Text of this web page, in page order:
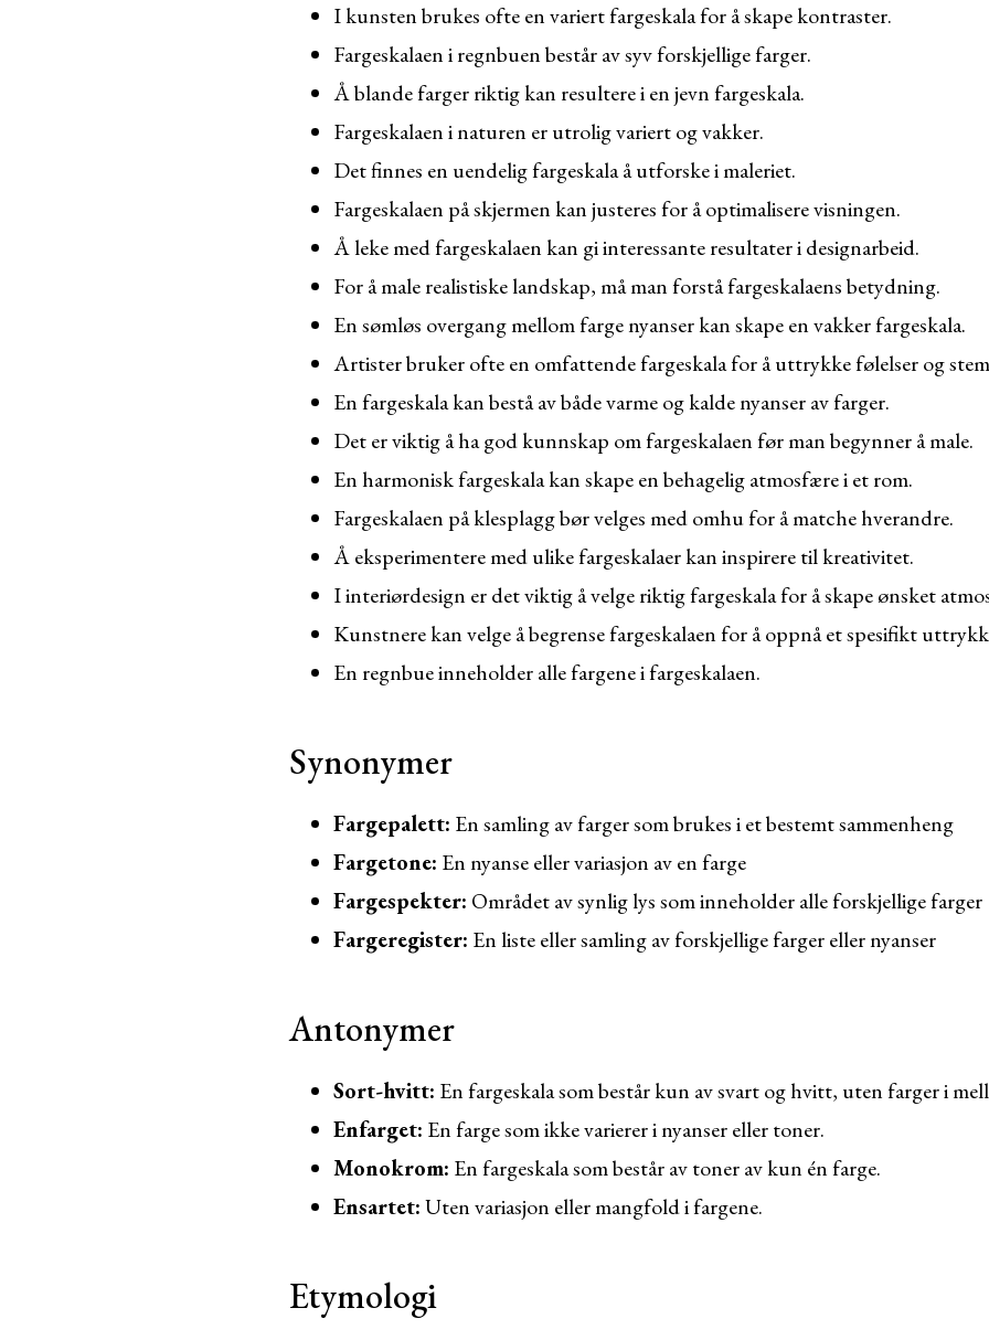
I kunsten brukes ofte en variert fargeskala for å skape kontraster.
Fargeskalaen i regnbuen består av syv forskjellige farger.
Å blande farger riktig kan resultere i en jevn fargeskala.
Fargeskalaen i naturen er utrolig variert og vakker.
Det finnes en uendelig fargeskala å utforske i maleriet.
Fargeskalaen på skjermen kan justeres for å optimalisere visningen.
Å leke med fargeskalaen kan gi interessante resultater i designarbeid.
For å male realistiske landskap, må man forstå fargeskalaens betydning.
En sømløs overgang mellom farge nyanser kan skape en vakker fargeskala.
Artister bruker ofte en omfattende fargeskala for å uttrykke følelser og
En fargeskala kan bestå av både varme og kalde nyanser av farger.
Det er viktig å ha god kunnskap om fargeskalaen før man begynner å male.
En harmonisk fargeskala kan skape en behagelig atmosfære i et rom.
Fargeskalaen på klesplagg bør velges med omhu for å matche hverandre.
Å eksperimentere med ulike fargeskalaer kan inspirere til kreativitet.
I interiørdesign er det viktig å velge riktig fargeskala for å skape ønsket
Kunstnere kan velge å begrense fargeskalaen for å oppnå et spesifikt
En regnbue inneholder alle fargene i fargeskalaen.
Synonymer
Fargepalett: En samling av farger som brukes i et bestemt sammenheng
Fargetone: En nyanse eller variasjon av en farge
Fargespekter: Området av synlig lys som inneholder alle forskjellige farger
Fargeregister: En liste eller samling av forskjellige farger eller nyanser
Antonymer
Sort-hvitt: En fargeskala som består kun av svart og hvitt, uten farger i
Enfarget: En farge som ikke varierer i nyanser eller toner.
Monokrom: En fargeskala som består av toner av kun én farge.
Ensartet:Uten variasjon eller mangfold i fargene.
Etymologi